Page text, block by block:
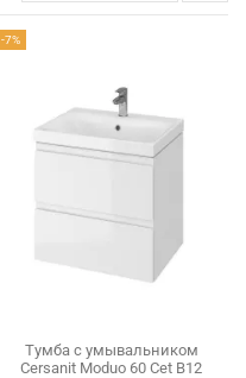
-7%
Тумба с умывальником
Cersanit Moduo 60 Cet B12